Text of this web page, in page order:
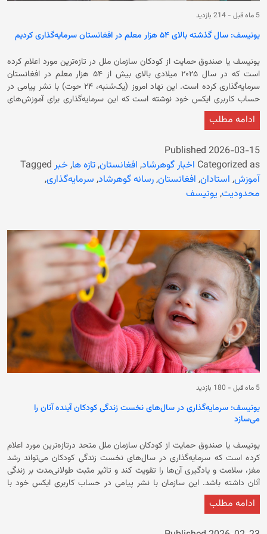
5 ماه قبل - 214 بازدید
یونیسف: سال گذشته بالای ۵۴ هزار معلم در افغانستان سرمایه‌گذاری کردیم
یونیسف یا صندوق حمایت از کودکان سازمان ملل در تازه‌ترین مورد اعلام کرده
است که در سال ۲۰۲۵ میلادی بالای بیش از ۵۴ هزار معلم در افغانستان
سرمایه‌گذاری کرده است. این نهاد امروز (یک‌شنبه، ۲۴ حوت) با نشر پیامی در
حساب کاربری ایکس خود نوشته است که این سرمایه‌گذاری برای آموزش‌های
حمایت از کودکان سازمان ملل در ادامه تاکید کرده است: «این حمایت که به‌طور
کمبود استادان مسلکی در افغانستان ابراز نگرانی کرده بود. یونیسف و یونسکو
در یک گزارش گفته بودند که بیش از ۹۰ درصد شاگردان در صنف‌های ابتدایی
قادر به خواندن و نوشتن مناسب نیستند. در حالی یونیسف بر سرمایه‌گذاری
بالای استاد خبر می‌دهد که حکومت فعلی پس از تسلط بر افغانستان، زنان و
‏بخش صحت سراسر افغانستان با کمبود پرسنل مواجه است.‏ این اقدام حکومت
فعلی باعث شده است که میلیون‌ها دانش‌آموز دختر از آموزش و تحصیل باز
بمانند.
ادامه مطلب
Published 2026-03-15
Categorized as اخبار گوهرشاد, افغانستان,تازه ها, خبر Tagged
آموزش, استادان, افغانستان,رسانه گوهرشاد, سرمایه‌گذاری,
محدودیت, یونیسف
5 ماه قبل - 180 بازدید
یونیسف: سرمایه‌گذاری در سال‌های نخست زندگی کودکان آینده آنان را
می‌سازد
یونیسف یا صندوق حمایت از کودکان سازمان ملل متحد درتازه‌ترین مورد اعلام
کرده است که سرمایه‌گذاری در سال‌های نخست زند‌گی کودکان می‌تواند رشد
مغز، سلامت و یادگیری آن‌ها را تقویت کند و تاثیر مثبت طولانی‌مدت بر زند‌گی
آنان داشته باشد. این سازمان با نشر پیامی در حساب کاربری ایکس خود با
تأکید بر داشتن یک آینده مطمئن برای اطفال، گفته است که دوران کودکی
ادامه مطلب